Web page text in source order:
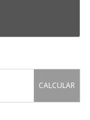
CALCULAR